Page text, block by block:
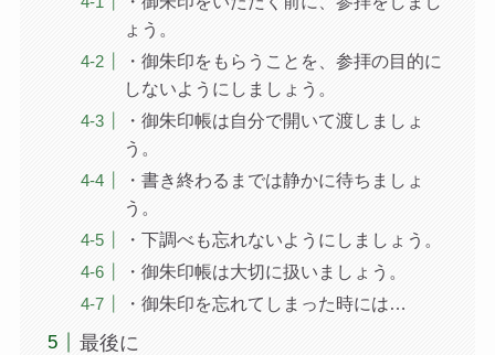
ょう。
・御朱印をもらうことを、参拝の目的に
しないようにしましょう。
・御朱印帳は自分で開いて渡しましょ
う。
・書き終わるまでは静かに待ちましょ
う。
・下調べも忘れないようにしましょう。
・御朱印帳は大切に扱いましょう。
・御朱印を忘れてしまった時には…
最後に